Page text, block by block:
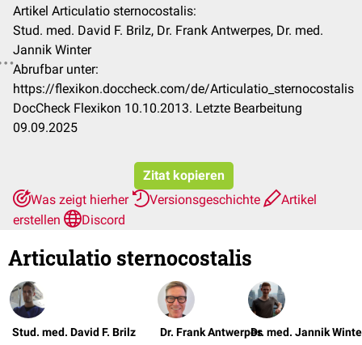
Artikel Articulatio sternocostalis:
Stud. med. David F. Brilz, Dr. Frank Antwerpes, Dr. med.
Jannik Winter
Abrufbar unter:
https://flexikon.doccheck.com/de/Articulatio_sternocostalis
DocCheck Flexikon 10.10.2013. Letzte Bearbeitung
09.09.2025
Zitat kopieren
Was zeigt hierher
Versionsgeschichte
Artikel
erstellen
Discord
Articulatio sternocostalis
Stud. med. David F. Brilz Dr. Frank AntwerpesDr. med. Jannik